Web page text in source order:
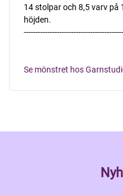
14 stolpar och 8,5 varv på
höjden.
Se mönstret hos